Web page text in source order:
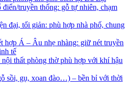
điển/truyền thống: gỗ tự nhiên, chạm
đại, tối giản: phù hợp nhà phố, chung
hợp Á – Âu nhẹ nhàng: giữ nét truyền
tế
nội thất phòng thờ phù hợp với khí hậu
sồi, gụ, xoan đào…) – bền bỉ với thời